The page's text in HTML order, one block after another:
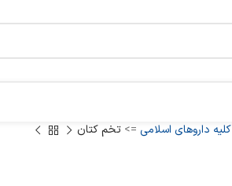
کلیه داروهای اسلامی => تخم کتان